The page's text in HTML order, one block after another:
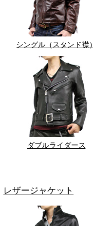
シングル（スタンド襟）
ダブルライダース
レザージャケット